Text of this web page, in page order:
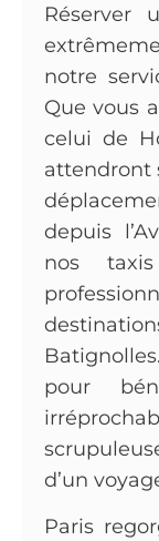
Réserver
notre
Que vous
celui de
attendront
depuis
nos
pour
d’un
Paris